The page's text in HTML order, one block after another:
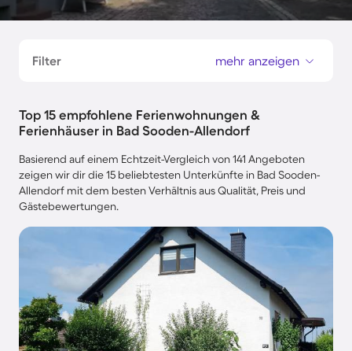
Filter mehr anzeigen
Top 15 empfohlene Ferienwohnungen &
Ferienhäuser in Bad Sooden-Allendorf
Basierend auf einem Echtzeit-Vergleich von 141 Angeboten
zeigen wir dir die 15 beliebtesten Unterkünfte in Bad Sooden-
Allendorf mit dem besten Verhältnis aus Qualität, Preis und
Gästebewertungen.